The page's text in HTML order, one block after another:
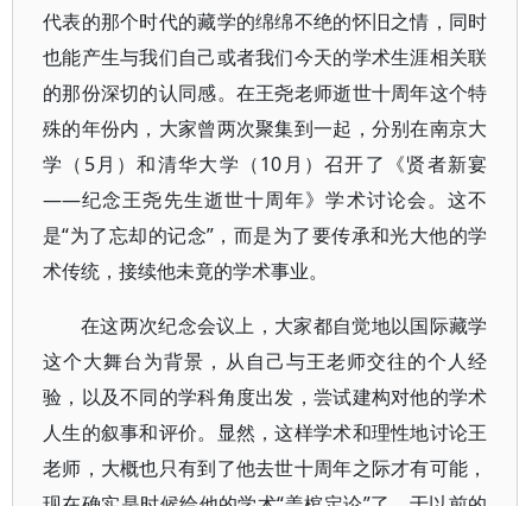
代表的那个时代的藏学的绵绵不绝的怀旧之情，同时
也能产生与我们自己或者我们今天的学术生涯相关联
的那份深切的认同感。在王尧老师逝世十周年这个特
殊的年份内，大家曾两次聚集到一起，分别在南京大
学（5月）和清华大学（10月）召开了《贤者新宴
——纪念王尧先生逝世十周年》学术讨论会。这不
是“为了忘却的记念”，而是为了要传承和光大他的学
术传统，接续他未竟的学术事业。
在这两次纪念会议上，大家都自觉地以国际藏学
这个大舞台为背景，从自己与王老师交往的个人经
验，以及不同的学科角度出发，尝试建构对他的学术
人生的叙事和评价。显然，这样学术和理性地讨论王
老师，大概也只有到了他去世十周年之际才有可能，